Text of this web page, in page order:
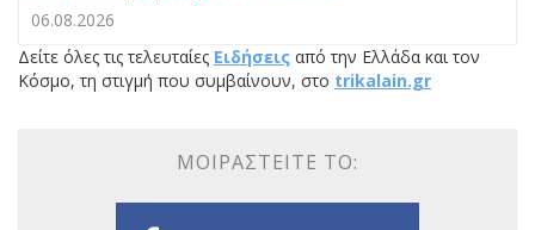
06.08.2026
Δείτε όλες τις τελευταίες Ειδήσεις από την Ελλάδα και τον
Κόσμο, τη στιγμή που συμβαίνουν, στο trikalain.gr
ΜΟΙΡΑΣΤΕΊΤΕ ΤΟ: